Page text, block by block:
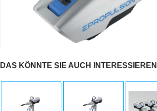
DAS KÖNNTE SIE AUCH INTERESSIEREN